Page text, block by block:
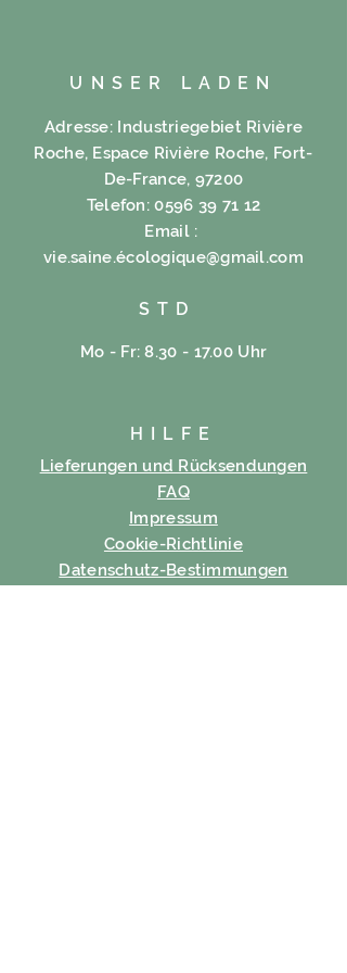
UNSER LADEN
Adresse: Industriegebiet Rivière
Roche, Espace Rivière Roche, Fort-
De-France, 97200
Telefon:0596 39 71 12
Email :
vie.saine.écologique@gmail.com
STD
Mo - Fr: 8.30 - 17.00 Uhr
HILFE
Lieferungen und Rücksendungen
FAQ
Impressum
Cookie-Richtlinie
Datenschutz-Bestimmungen